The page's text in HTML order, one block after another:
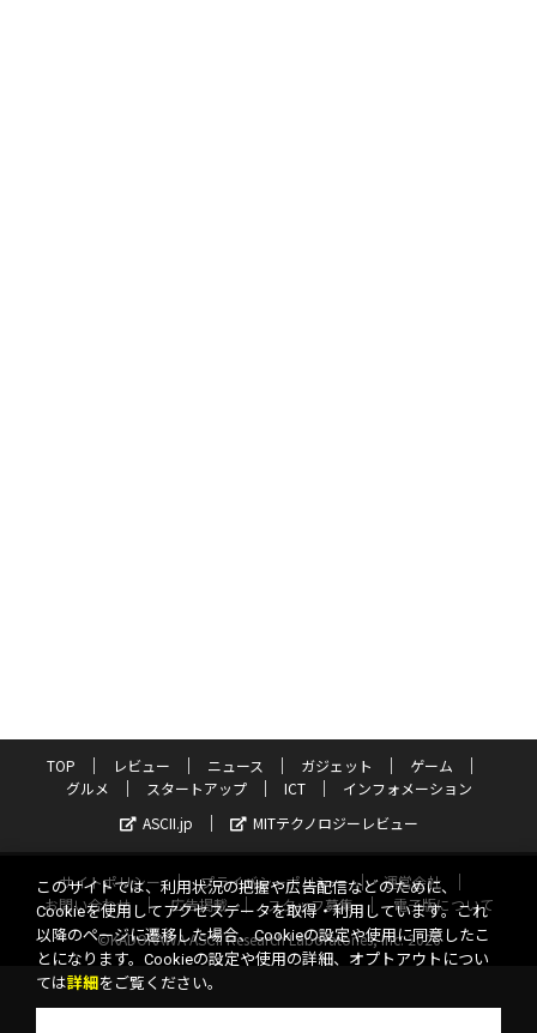
TOP レビュー ニュース ガジェット
ゲーム
グルメ
スタートアップ ICT
インフォメーション
ASCII.jp
MITテクノロジーレビュー
サイトポリシー プライバシーポリシー
運営会社
お問い合わせ
広告掲載 スタッフ募集
電子版について
©KADOKAWA ASCII Research Laboratories, Inc. 2026
このサイトでは、利用状況の把握や広告配信などのために、
Cookieを使用してアクセスデータを取得・利用しています。これ
以降のページに遷移した場合、Cookieの設定や使用に同意したこ
とになります。Cookieの設定や使用の詳細、オプトアウトについ
ては詳細 をご覧ください。